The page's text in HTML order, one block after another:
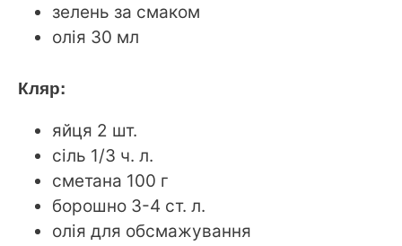
зелень за смаком
олія 30 мл
Кляр:
яйця 2 шт.
сіль 1/3 ч. л.
сметана 100 г
борошно 3-4 ст. л.
олія для обсмажування